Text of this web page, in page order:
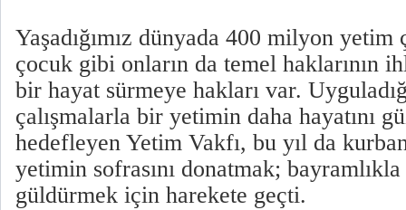
Yaşadığımız dünyada 400 milyon
çocuk gibi onların da temel haklarının
bir hayat sürmeye hakları var.
çalışmalarla bir yetimin daha hayatını
hedefleyen Yetim Vakfı, bu yıl da
yetimin sofrasını donatmak;
güldürmek için harekete geçti.